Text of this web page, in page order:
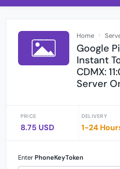
Home
Google
Instant
CDMX:
Server
PRICE
8.75 USD
DELIVERY
1-24
Enter PhoneKeyToken